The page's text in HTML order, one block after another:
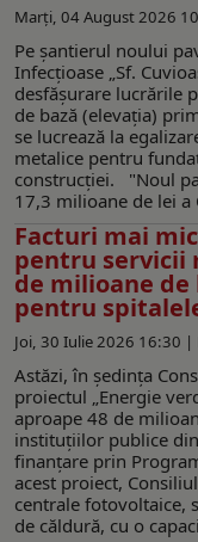
Marți, 04 August 2026
Pe șantierul noului
Infecțioase „Sf.
desfășurare lucrările
de bază (elevația)
se lucrează la
metalice pentru
construcției. "Noul
17,3 milioane de lei a
Facturi mai
pentru servicii
de milioane
pentru
Joi, 30 Iulie 2026 16:30 |
Astăzi, în ședința
proiectul „Energie
aproape 48 de
instituțiilor publice
finanțare prin
acest proiect,
centrale fotovoltaice,
de căldură, cu o